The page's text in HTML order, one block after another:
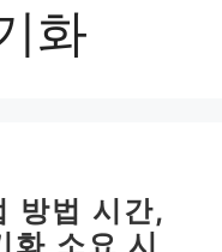
화
방법 시간,
소요 시